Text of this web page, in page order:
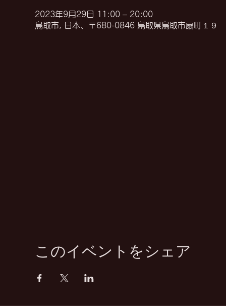
2023年9月29日 11:00 – 20:00
鳥取市, 日本、〒680-0846 鳥取県鳥取市扇町１９
このイベントをシェア